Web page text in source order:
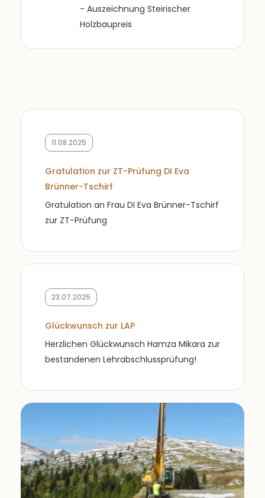
- Auszeichnung Steirischer
Holzbaupreis
11.08.2025
Gratulation zur ZT-Prüfung DI Eva
Brünner-Tschirf
Gratulation an Frau DI Eva Brünner-Tschirf
zur ZT-Prüfung
23.07.2025
Glückwunsch zur LAP
Herzlichen Glückwunsch Hamza Mikara zur
bestandenen Lehrabschlussprüfung!